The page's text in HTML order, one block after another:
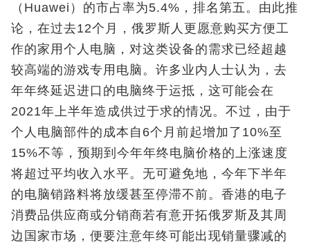
（Huawei）的市占率为5.4%，排名第五。由此推
论，在过去12个月，俄罗斯人更愿意购买方便工
作的家用个人电脑，对这类设备的需求已经超越
较高端的游戏专用电脑。许多业内人士认为，去
年年终延迟进口的电脑终于运抵，这可能会在
2021年上半年造成供过于求的情况。不过，由于
个人电脑部件的成本自6个月前起增加了10%至
15%不等，预期到今年年终电脑价格的上涨速度
将超过平均收入水平。无可避免地，今年下半年
的电脑销路料将放缓甚至停滞不前。香港的电子
消费品供应商或分销商若有意开拓俄罗斯及其周
边国家市场，便要注意年终可能出现销量骤减的